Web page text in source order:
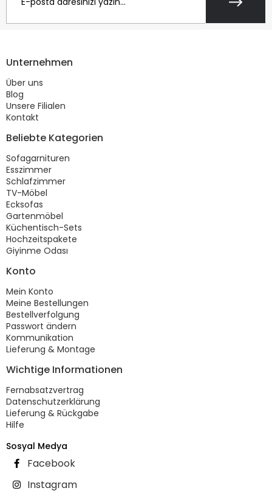
Unternehmen
Über uns
Blog
Unsere Filialen
Kontakt
Beliebte Kategorien
Sofagarnituren
Esszimmer
Schlafzimmer
TV-Möbel
Ecksofas
Gartenmöbel
Küchentisch-Sets
Hochzeitspakete
Giyinme Odası
Konto
Mein Konto
Meine Bestellungen
Bestellverfolgung
Passwort ändern
Kommunikation
Lieferung & Montage
Wichtige Informationen
Fernabsatzvertrag
Datenschutzerklärung
Lieferung & Rückgabe
Hilfe
Sosyal Medya
Facebook
Instagram